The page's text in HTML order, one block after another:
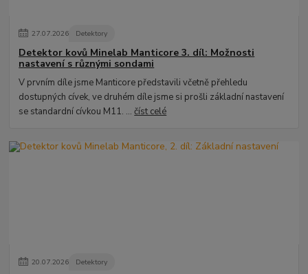
27.07.2026 Detektory
Detektor kovů Minelab Manticore 3. díl: Možnosti
nastavení s různými sondami
V prvním díle jsme Manticore představili včetně přehledu
dostupných cívek, ve druhém díle jsme si prošli základní nastavení
se standardní cívkou M11. ...číst celé
20.07.2026 Detektory